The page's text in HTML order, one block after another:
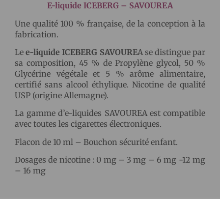
E-liquide ICEBERG – SAVOUREA
Une qualité 100 % française, de la conception à la
fabrication.
Lee-liquide ICEBERG SAVOUREA se distingue par
sa composition, 45 % de Propylène glycol, 50 %
Glycérine végétale et 5 % arôme alimentaire,
certifié sans alcool éthylique. Nicotine de qualité
USP (origine Allemagne).
La gamme d’e-liquides SAVOUREA est compatible
avec toutes les cigarettes électroniques.
Flacon de 10 ml – Bouchon sécurité enfant.
Dosages de nicotine : 0 mg – 3 mg – 6 mg -12 mg
– 16 mg